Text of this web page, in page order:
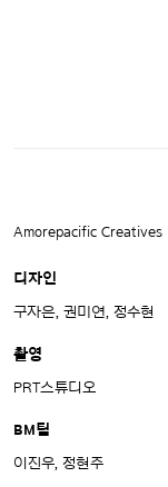
Amorepacific Creatives
디자인
구자은, 권미연, 정수현
촬영
PRT스튜디오
BM팀
이진우, 정현주